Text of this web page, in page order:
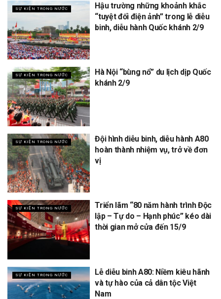
SỰ KIỆN TRONG NƯỚC
Hậu trường những khoảnh khắc
“tuyệt đối điện ảnh” trong lễ diễu
binh, diễu hành Quốc khánh 2/9
SỰ KIỆN TRONG NƯỚC
Hà Nội “bùng nổ” du lịch dịp Quốc
khánh 2/9
SỰ KIỆN TRONG NƯỚC
Đội hình diễu binh, diễu hành A80
hoàn thành nhiệm vụ, trở về đơn
vị
SỰ KIỆN TRONG NƯỚC
Triển lãm “80 năm hành trình Độc
lập – Tự do – Hạnh phúc” kéo dài
thời gian mở cửa đến 15/9
SỰ KIỆN TRONG NƯỚC
Lễ diễu binh A80: Niềm kiêu hãnh
và tự hào của cả dân tộc Việt
Nam